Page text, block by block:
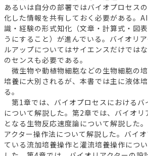
あるいは自分の部署ではバイオプロセス
化した情報を共有しておく必要がある。
識・経験の形式知化（文章・計算式・図
うにすること）が進んでいる。バイオリ
ルアップについてはサイエンスだけでは
のセンスも必要である。
微生物や動植物細胞などの生物細胞の
培養に大別されるが、本書では主に液体
る。
第1章では、バイオプロセスにおけるバ
について解説した。第2章では、バイオリ
となる生物反応速度論について解説した
アクター操作法について解説した。バイ
ている流加培養操作と灌流培養操作につ